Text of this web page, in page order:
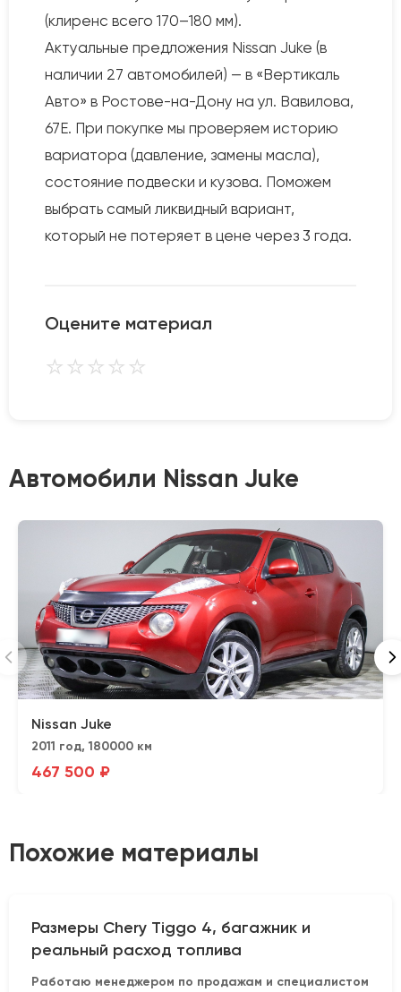
(клиренс всего 170–180 мм).
Актуальные предложения Nissan Juke (в
наличии 27 автомобилей) — в «Вертикаль
Авто» в Ростове-на-Дону на ул. Вавилова,
67Е. При покупке мы проверяем историю
вариатора (давление, замены масла),
состояние подвески и кузова. Поможем
выбрать самый ликвидный вариант,
который не потеряет в цене через 3 года.
Оцените материал
⭐⭐⭐⭐⭐
Автомобили Nissan Juke
Nissan Juke
2011 год, 180000 км
467 500 ₽
Похожие материалы
Размеры Chery Tiggo 4, багажник и
реальный расход топлива
Работаю менеджером по продажам и специалистом